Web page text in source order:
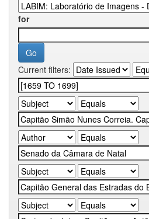
for
Current filters: